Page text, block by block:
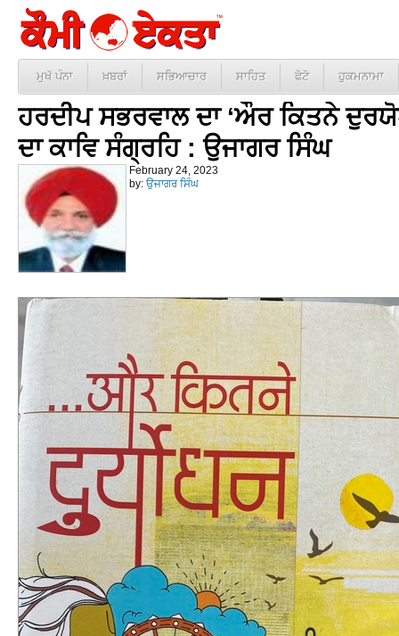
ਮੁਖੱ ਪੰਨਾ ਖ਼ਬਰਾਂ ਸਭਿਆਚਾਰ ਸਾਹਿਤ ਫੋਟੋ ਹੁਕਮਨਾਮਾ
ਹਰਦੀਪ ਸਭਰਵਾਲ ਦਾ ‘ਔਰ ਕਿਤਨੇ
ਦਾ ਕਾਵਿ ਸੰਗ੍ਰਹਿ : ਉਜਾਗਰ ਸਿੰਘ
February 24, 2023
by: ਉਜਾਗਰ ਸਿੰਘ